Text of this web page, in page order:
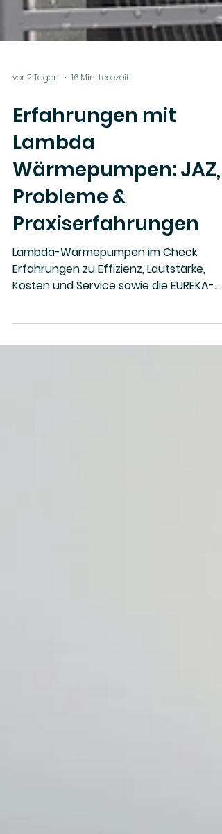
vor 2 Tagen 16 Min. Lesezeit
Erfahrungen mit
Lambda
Wärmepumpen: JAZ,
Probleme &
Praxiserfahrungen
Modelle im ausführlichen Überblick.